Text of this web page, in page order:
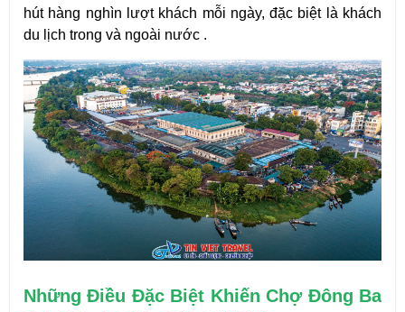
hút hàng nghìn lượt khách mỗi ngày, đặc biệt là khách
du lịch trong và ngoài nước .
Những Điều Đặc Biệt Khiến Chợ Đông Ba